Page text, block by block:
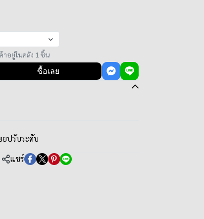
าอยู่ในคลัง 1 ชิ้น
ซื้อเลย
ยปรับระดับ
แชร์